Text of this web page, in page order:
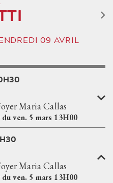
09 AVRIL
Maria Callas
duven. 5 mars 13H00
Maria Callas
duven. 5 mars 13H00